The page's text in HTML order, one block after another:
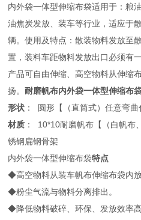
内外袋一体型伸缩布袋适用于：粮
油焦炭发放、装车等行业，适应于
辆。使用及特点：散装物料发放至
置，装料车距物料发放出口必须有
产品可自由伸缩、高空物料从伸缩
扬。耐磨帆布内外袋一体型伸缩布
形状 ： 圆形【（直筒式）任意弯曲
材质 ： 10*10耐磨帆布【（白帆布
锈钢扁钢骨架
内外袋一体型伸缩布袋特点
◆高空物料从装车帆布伸缩布袋内
◆粉尘气流与物料分离排出。
◆降低物料破碎、环保、发放效率